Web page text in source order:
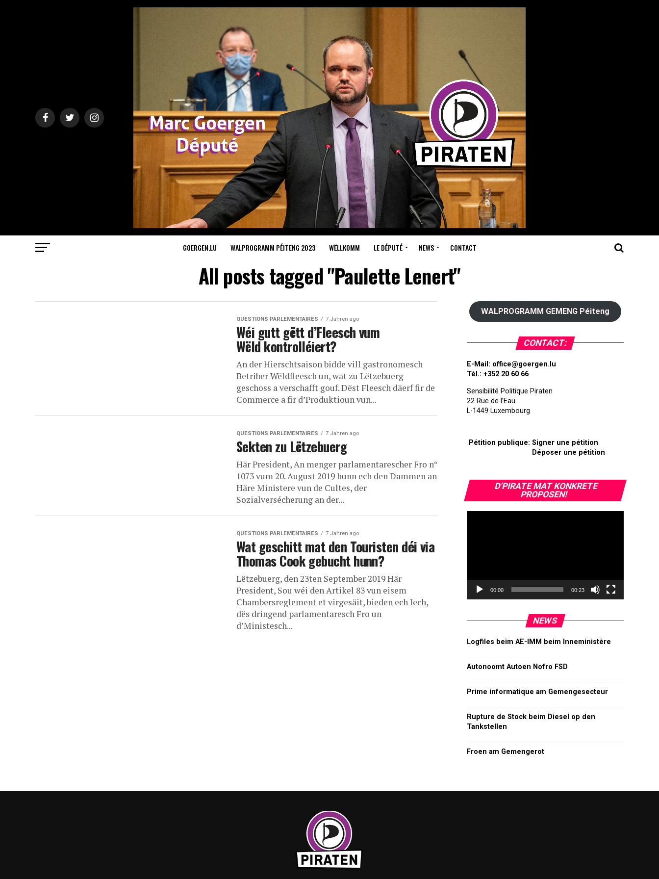
GOERGEN.LU WALPROGRAMM PÉITENG 2023 WËLLKOMM LE DÉPUTÉ NEWS CONTACT
All posts tagged "Paulette Lenert"
QUESTIONS PARLEMENTAIRES 7 Jahren ago
Wéi gutt gëtt d’Fleesch vum
Wëld kontrolléiert?
An der Hierschtsaison bidde vill gastronomesch
Betriber Wëldfleesch un, wat zu Lëtzebuerg
geschoss a verschafft gouf. Dëst Fleesch däerf fir de
Commerce a fir d’Produktioun vun...
QUESTIONS PARLEMENTAIRES 7 Jahren ago
Sekten zu Lëtzebuerg
Här President, An menger parlamentarescher Fro n°
1073 vum 20. August 2019 hunn ech den Dammen an
Häre Ministere vun de Cultes, der
Sozialversécherung an der...
QUESTIONS PARLEMENTAIRES 7 Jahren ago
Wat geschitt mat den Touristen déi via
Thomas Cook gebucht hunn?
Lëtzebuerg, den 23ten September 2019 Här
President, Sou wéi den Artikel 83 vun eisem
Chambersreglement et virgesäit, bieden ech Iech,
dës dringend parlamentaresch Fro un
d’Ministesch...
WALPROGRAMM GEMENG Péiteng
CONTACT:
E-Mail: office@goergen.lu
Tél.: +352 20 60 66
Sensibilité Politique Piraten
22 Rue de l’Eau
L-1449 Luxembourg
Pétition publique: Signer une pétition
Déposer une pétition
D’PIRATE MAT KONKRETE
PROPOSEN!
Video-
Player
00:00 00:23
NEWS
Logfiles beim AE-IMM beim Inneministère
Autonoomt Autoen Nofro FSD
Prime informatique am Gemengesecteur
Rupture de Stock beim Diesel op den
Tankstellen
Froen am Gemengerot